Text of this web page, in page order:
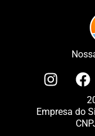
Empresa do